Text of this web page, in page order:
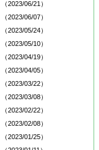
（2023/06/21）
（2023/06/07）
（2023/05/24）
（2023/05/10）
（2023/04/19）
（2023/04/05）
（2023/03/22）
（2023/03/08）
（2023/02/22）
（2023/02/08）
（2023/01/25）